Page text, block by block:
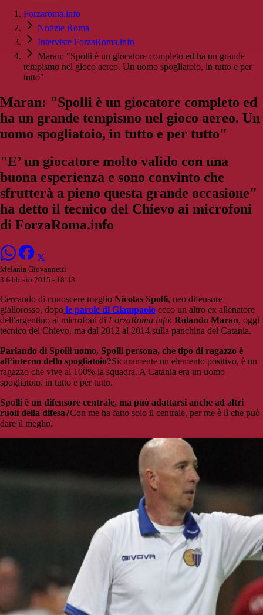
Forzaroma.info
Notizie Roma
Interviste ForzaRoma.info
Maran: "Spolli è un giocatore completo ed ha un grande
tempismo nel gioco aereo. Un uomo spogliatoio, in tutto e per
tutto"
Maran: "Spolli è un giocatore completo ed
ha un grande tempismo nel gioco aereo. Un
uomo spogliatoio, in tutto e per tutto"
"E’ un giocatore molto valido con una
buona esperienza e sono convinto che
sfrutterà a pieno questa grande occasione"
ha detto il tecnico del Chievo ai microfoni
di ForzaRoma.info
Melania Giovannetti
3 febbraio 2015 - 18:43
Cercando di conoscere meglio Nicolas Spolli, neo difensore
giallorosso, dopo le parole di Giampaolo ecco un altro ex allenatore
dell'argentino ai microfoni di ForzaRoma.info: Rolando Maran, oggi
tecnico del Chievo, ma dal 2012 al 2014 sulla panchina del Catania.
Parlando di Spolli uomo, Spolli persona, che tipo di ragazzo è
all’interno dello spogliatoio?Sicuramente un elemento positivo, è un
ragazzo che vive al 100% la squadra. A Catania era un uomo
spogliatoio, in tutto e per tutto.
Spolli è un difensore centrale, ma può adattarsi anche ad altri
ruoli della difesa?Con me ha fatto solo il centrale, per me è lì che può
dare il meglio.